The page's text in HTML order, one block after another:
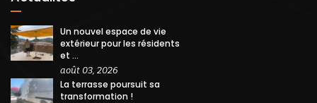
Un nouvel espace de vie
extérieur pour les résidents
et ...
août 03, 2026
La terrasse poursuit sa
transformation !